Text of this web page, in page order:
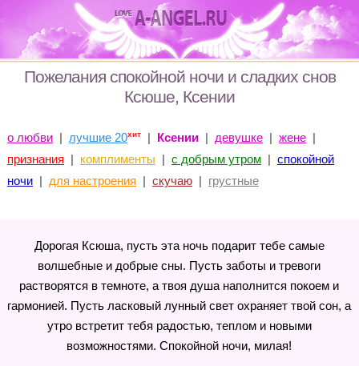
Пожелания спокойной ночи и сладких снов
Ксюше, Ксении
о любви| лучшие 20хит| Ксении| девушке| жене|
признания | комплименты | с добрым утром| спокойной
ночи| для настроения | скучаю| грустные
Дорогая Ксюша, пусть эта ночь подарит тебе самые
волшебные и добрые сны. Пусть заботы и тревоги
растворятся в темноте, а твоя душа наполнится покоем и
гармонией. Пусть ласковый лунный свет охраняет твой сон, а
утро встретит тебя радостью, теплом и новыми
возможностями. Спокойной ночи, милая!